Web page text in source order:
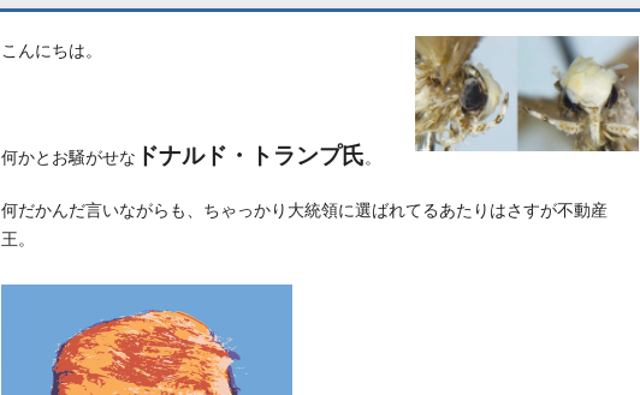
こんにちは。
何かとお騒がせな ドナルド・トランプ氏。
何だかんだ言いながらも、ちゃっかり大統領に選ばれてるあたりはさすが不動産
王。